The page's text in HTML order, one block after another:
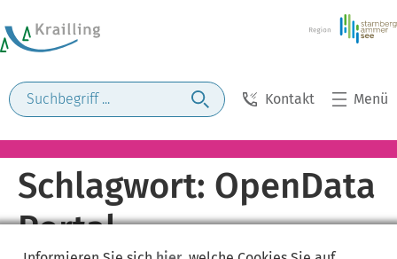
Kontakt Menü
Schlagwort: OpenData
Portal